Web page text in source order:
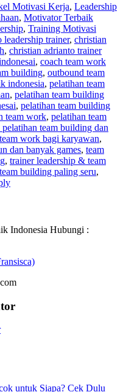
Motivasi Kerja, Leadership
, Motivator Terbaik
, Training Motivasi
leadership trainer, christian
, christian adrianto trainer
, coach team work
building, outbound team
indonesia, pelatihan team
, pelatihan team building
, pelatihan team building
team work, pelatihan team
team building dan
work bagi karyawan,
dan banyak games, team
, trainer leadership & team
building paling seru,
Indonesia Hubungi :
untuk Siapa? Cek Dulu